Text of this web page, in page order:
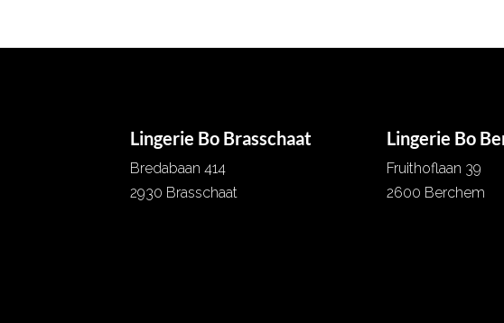
Lingerie Bo Brasschaat
Bredabaan 414
2930 Brasschaat
Lingerie Bo
Fruithoflaan 39
2600 Berchem